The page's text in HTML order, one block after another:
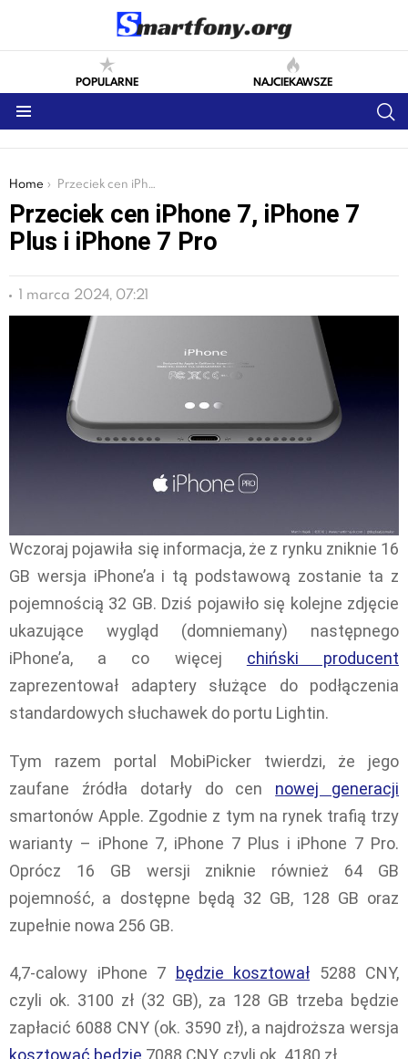
POPULARNE NAJCIEKAWSZE
You are here:
Home Przeciek cen iPhone 7, iPhone 7 Plus i iPhone 7 Pro
Przeciek cen iPhone 7, iPhone 7
Plus i iPhone 7 Pro
1 marca 2024, 07:21
Wczoraj pojawiła się informacja, że z rynku zniknie 16
GB wersja iPhone’a i tą podstawową zostanie ta z
pojemnością 32 GB. Dziś pojawiło się kolejne zdjęcie
ukazujące wygląd (domniemany) następnego
iPhone’a, a co więcej chiński producent
zaprezentował adaptery służące do podłączenia
standardowych słuchawek do portu Lightin.
Tym razem portal MobiPicker twierdzi, że jego
zaufane źródła dotarły do cen nowej generacji
smartonów Apple. Zgodnie z tym na rynek trafią trzy
warianty – iPhone 7, iPhone 7 Plus i iPhone 7 Pro.
Oprócz 16 GB wersji zniknie również 64 GB
pojemność, a dostępne będą 32 GB, 128 GB oraz
zupełnie nowa 256 GB.
4,7-calowy iPhone 7 będzie kosztował 5288 CNY,
czyli ok. 3100 zł (32 GB), za 128 GB trzeba będzie
zapłacić 6088 CNY (ok. 3590 zł), a najdroższa wersja
kosztować będzie 7088 CNY, czyli ok. 4180 zł.